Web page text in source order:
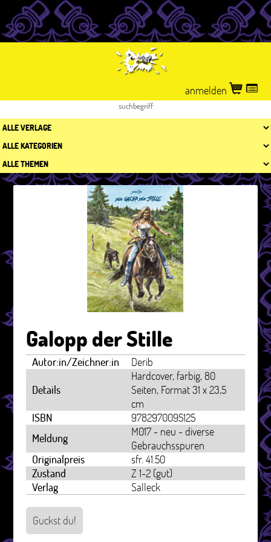
anmelden
Galopp der Stille
Autor:in/Zeichner:in
Derib
Details
Hardcover, farbig, 80
Seiten, Format 31 x 23,5
cm
ISBN
9782970095125
Meldung
M017 - neu - diverse
Gebrauchsspuren
Originalpreis
sfr. 41.50
Zustand
Z 1-2 (gut)
Verlag
Salleck
Guckst du!